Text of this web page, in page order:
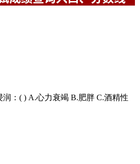
：( ) A.心力衰竭 B.肥胖 C.酒精性